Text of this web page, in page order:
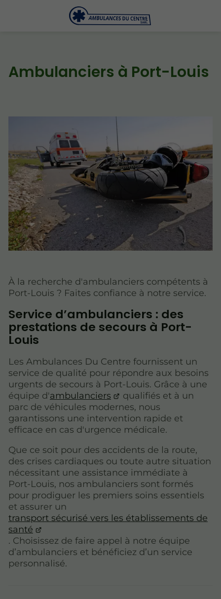
Ambulanciers à Port-Louis
À la recherche d'ambulanciers compétents à
Port-Louis ? Faites confiance à notre service.
Service d’ambulanciers : des
prestations de secours à Port-
Louis
Les Ambulances Du Centre fournissent un
service de qualité pour répondre aux besoins
urgents de secours à Port-Louis. Grâce à une
équipe d'ambulanciers
qualifiés et à un
parc de véhicules modernes, nous
garantissons une intervention rapide et
efficace en cas d'urgence médicale.
Que ce soit pour des accidents de la route,
des crises cardiaques ou toute autre situation
nécessitant une assistance immédiate à
Port-Louis, nos ambulanciers sont formés
pour prodiguer les premiers soins essentiels
et assurer un
transport sécurisé vers les établissements de
santé
. Choisissez de faire appel à notre équipe
d’ambulanciers et bénéficiez d’un service
personnalisé.